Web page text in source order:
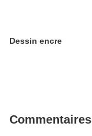
Dessin encre
Commentaires